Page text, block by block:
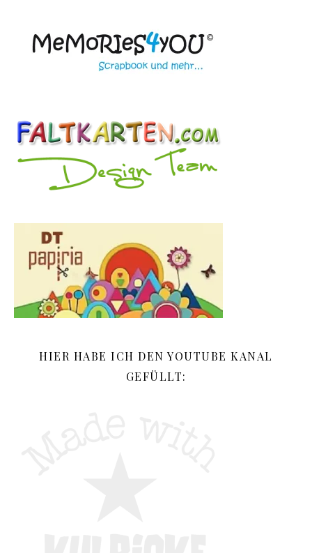
HIER HABE ICH DEN YOUTUBE KANAL
GEFÜLLT: